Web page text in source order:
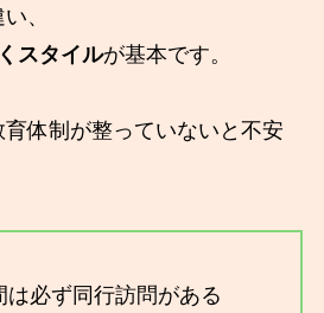
、
スタイルが基本です。
体制が整っていないと不安
は必ず同行訪問がある